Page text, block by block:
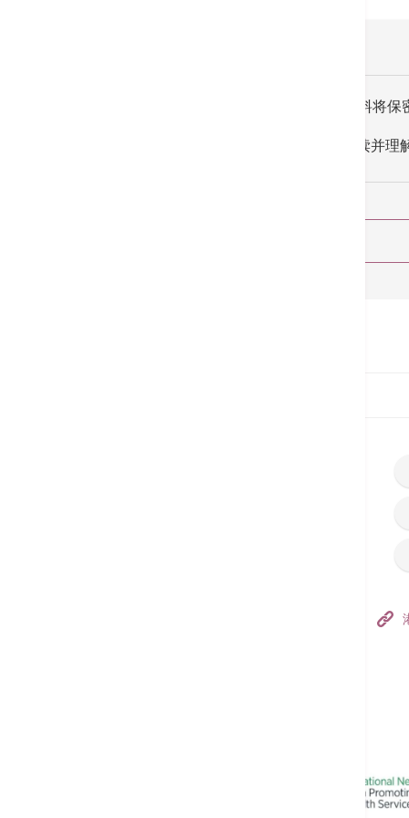
所收集的资料将
我已阅读并